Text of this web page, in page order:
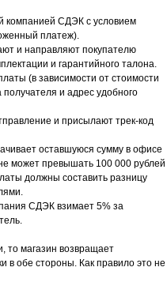
компанией СДЭК с условием
платеж).
и направляют покупателю
и гарантийного талона.
(в зависимости от стоимости
и адрес удобного
и присылают трек-код
оставшуюся сумму в офисе
может превышать 100 000 рублей
должны составить разницу
СДЭК взимает 5% за
то магазин возвращает
в обе стороны. Как правило это не